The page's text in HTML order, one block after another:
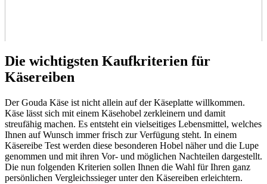
Die wichtigsten Kaufkriterien für
Käsereiben
Der Gouda Käse ist nicht allein auf der Käseplatte willkommen.
Käse lässt sich mit einem Käsehobel zerkleinern und damit
streufähig machen. Es entsteht ein vielseitiges Lebensmittel, welches
Ihnen auf Wunsch immer frisch zur Verfügung steht. In einem
Käsereibe Test werden diese besonderen Hobel näher und die Lupe
genommen und mit ihren Vor- und möglichen Nachteilen dargestellt.
Die nun folgenden Kriterien sollen Ihnen die Wahl für Ihren ganz
persönlichen Vergleichssieger unter den Käsereiben erleichtern.